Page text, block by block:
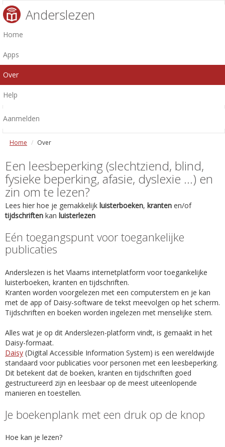
Anderslezen
Home
Apps
Over
Help
Aanmelden
Home Over
Een leesbeperking (slechtziend, blind,
fysieke beperking, afasie, dyslexie ...) en
zin om te lezen?
Lees hier hoe je gemakkelijk luisterboeken, kranten en/of
tijdschriften kan luisterlezen
Eén toegangspunt voor toegankelijke
publicaties
Anderslezen is het Vlaams internetplatform voor toegankelijke
luisterboeken, kranten en tijdschriften.
Kranten worden voorgelezen met een computerstem en je kan
met de app of Daisy-software de tekst meevolgen op het scherm.
Tijdschriften en boeken worden ingelezen met menselijke stem.
Alles wat je op dit Anderslezen-platform vindt, is gemaakt in het
Daisy-formaat.
Daisy (Digital Accessible Information System) is een wereldwijde
standaard voor publicaties voor personen met een leesbeperking.
Dit betekent dat de boeken, kranten en tijdschriften goed
gestructureerd zijn en leesbaar op de meest uiteenlopende
manieren en toestellen.
Je boekenplank met een druk op de knop
Hoe kan je lezen?